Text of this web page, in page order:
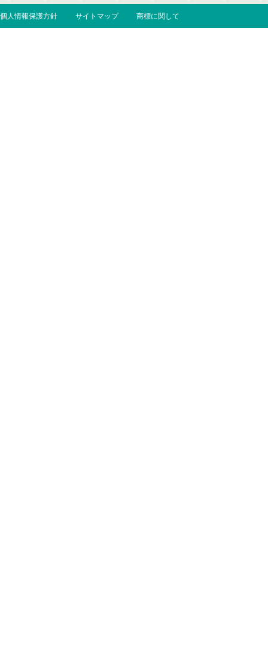
個人情報保護方針 サイトマップ 商標に関して